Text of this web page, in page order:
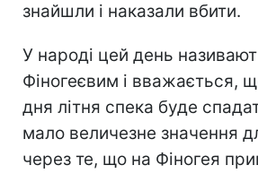
знайшли і наказали вбити.
У народі цей день
Фіногеєвим і вважається,
дня літня спека буде
мало величезне значення
через те, що на Фіногея